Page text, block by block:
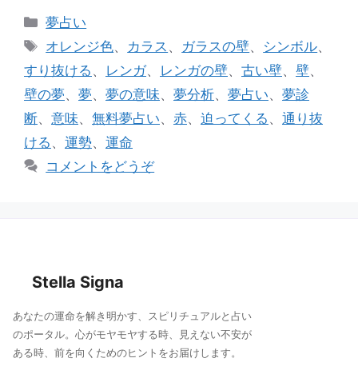
e c
e
b
o
o
k
カ
テ
リ
ー
夢占い
タ
グ
オレンジ色、 カラス 、 ガラスの壁、 シンボル、
すり抜ける 、 レンガ、 レンガの壁、 古い壁、 壁、
壁の夢、 夢、 夢の意味、 夢分析、 夢占い、 夢診
断、 意味、 無料夢占い、 赤、 迫ってくる 、 通り抜
ける 、 運勢、 運命
コメントをどうぞ
Stella Signa
あなたの運命を解き明かす、スピリチュアルと占い
のポータル。心がモヤモヤする時、見えない不安が
ある時、前を向くためのヒントをお届けします。